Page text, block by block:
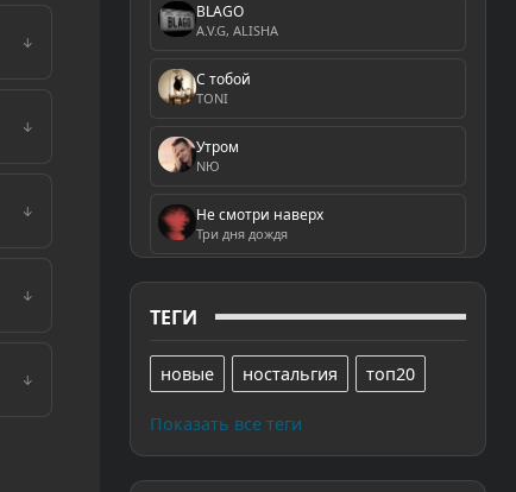
BLAGO
A.V.G, ALISHA
С тобой
TONI
Утром
NЮ
Не смотри наверх
Три дня дождя
ТЕГИ
новые ностальгия топ20
Показать все теги
↓
↓
↓
↓
↓